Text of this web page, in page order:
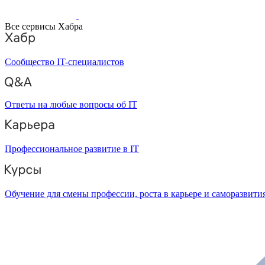
Все сервисы Хабра
Сообщество IT-специалистов
Ответы на любые вопросы об IT
Профессиональное развитие в IT
Обучение для смены профессии, роста в карьере и